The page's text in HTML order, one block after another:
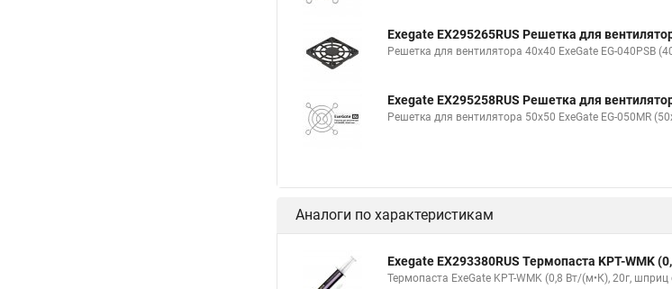
Exegate EX295265RUS Решетка для
Решетка для вентилятора 40x40 ExeGate EG-040PSB
Exegate EX295258RUS Решетка для
Решетка для вентилятора 50х50 ExeGate EG-050MR
Аналоги по характеристикам
Exegate EX293380RUS Термопаста KPT-WMK
Термопаста ExeGate KPT-WMK (0,8 Вт/(м•К), 20г, шприц